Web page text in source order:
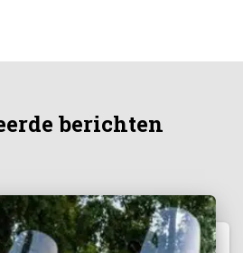
berichten